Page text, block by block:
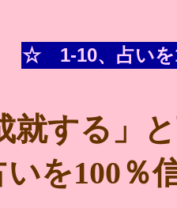
☆ 1-10、占い
就する」
を100％